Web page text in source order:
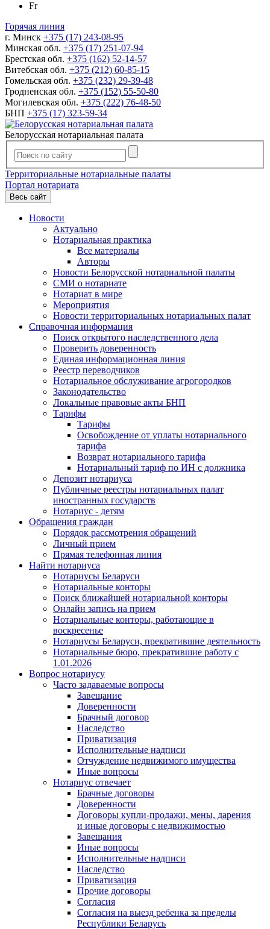
Fr
Горячая линия
г. Минск +375 (17) 243-08-95
Минская обл. +375 (17) 251-07-94
Брестская обл. +375 (162) 52-14-57
Витебская обл. +375 (212) 60-85-15
Гомельская обл. +375 (232) 29-39-48
Гродненская обл. +375 (152) 55-50-80
Могилевская обл. +375 (222) 76-48-50
БНП +375 (17) 323-59-34
Белорусская нотариальная палата
Территориальные нотариальные палаты
Портал нотариата
Весь сайт
Новости
Актуально
Нотариальная практика
Все материалы
Авторы
Новости Белорусской нотариальной палаты
СМИ о нотариате
Нотариат в мире
Мероприятия
Новости территориальных нотариальных палат
Справочная информация
Поиск открытого наследственного дела
Проверить доверенность
Единая информационная линия
Реестр переводчиков
Нотариальное обслуживание агрогородков
Законодательство
Локальные правовые акты БНП
Тарифы
Тарифы
Освобождение от уплаты нотариального
тарифа
Возврат нотариального тарифа
Нотариальный тариф по ИН с должника
Депозит нотариуса
Публичные реестры нотариальных палат
иностранных государств
Нотариус - детям
Обращения граждан
Порядок рассмотрения обращений
Личный прием
Прямая телефонная линия
Найти нотариуса
Нотариусы Беларуси
Нотариальные конторы
Поиск ближайшей нотариальной конторы
Онлайн запись на прием
Нотариальные конторы, работающие в
воскресенье
Нотариусы Беларуси, прекратившие деятельность
Нотариальные бюро, прекратившие работу с
1.01.2026
Вопрос нотариусу
Часто задаваемые вопросы
Завещание
Доверенности
Брачный договор
Наследство
Приватизация
Исполнительные надписи
Отчуждение недвижимого имущества
Иные вопросы
Нотариус отвечает
Брачные договоры
Доверенности
Договоры купли-продажи, мены, дарения
и иные договоры с недвижимостью
Завещания
Иные вопросы
Исполнительные надписи
Наследство
Приватизация
Прочие договоры
Согласия
Согласия на выезд ребенка за пределы
Республики Беларусь